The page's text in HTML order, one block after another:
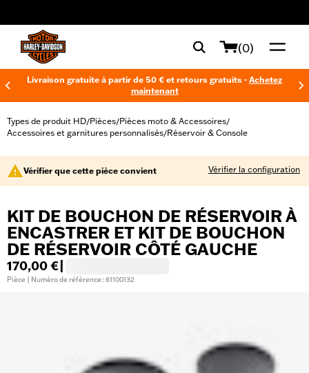
(0)
Livraison gratuite à partir de 50 € et retours gratuits - Achetez
maintenant
Types de produit HD/Pièces/Pièces moto & Accessoires/
Accessoires et garnitures personnalisés/Réservoir & Console
Vérifier que cette pièce convient Vérifier la configuration
KIT DE BOUCHON DE RÉSERVOIR À
ENCASTRER ET KIT DE BOUCHON
DE RÉSERVOIR CÔTÉ GAUCHE
170,00 €
Pièce | Numéro de référence : 61100132